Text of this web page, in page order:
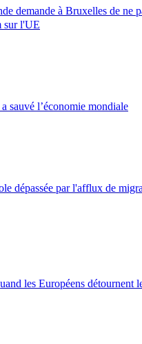
demande à Bruxelles de ne
sur l'UE
sauvé l’économie mondiale
dépassée par l'afflux de
les Européens détournent